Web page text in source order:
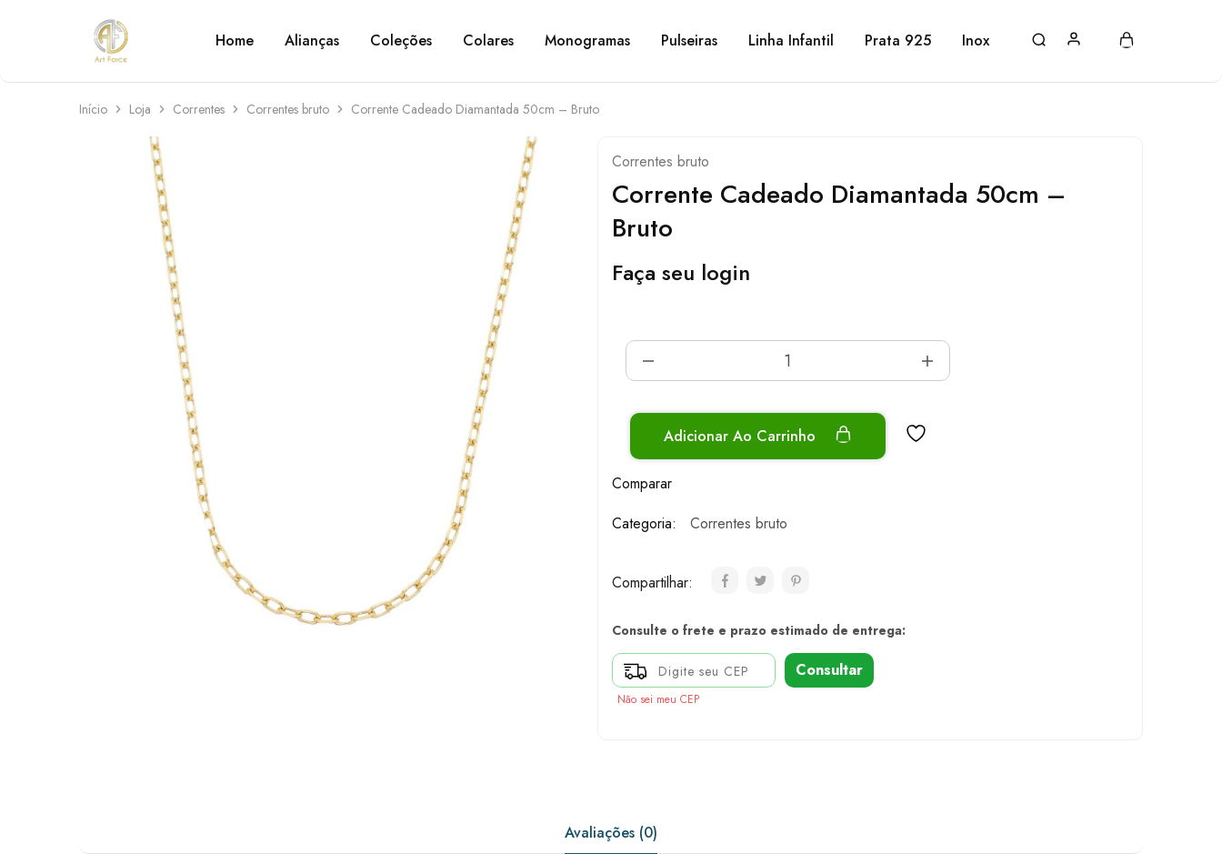
Art
Force
Semijoias
personalizadas
Home Alianças Coleções Colares Monogramas Pulseiras Linha Infantil Prata 925 Inox
Início Loja Correntes Correntes bruto Corrente Cadeado Diamantada 50cm – Bruto
Correntes bruto
Corrente Cadeado Diamantada 50cm –
Bruto
Faça seu login
Adicionar Ao Carrinho
Comparar
Categoria:
Correntes bruto
Compartilhar:
Consulte o frete e prazo estimado de entrega:
Consultar
Não sei meu CEP
Avaliações (0)